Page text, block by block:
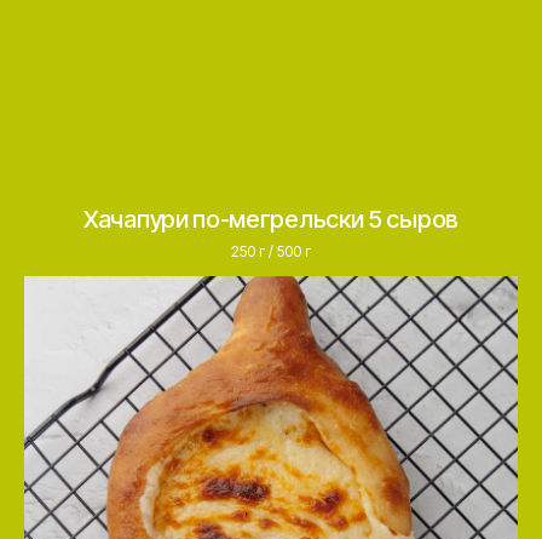
Хачапури по-мегрельски 5 сыров
250 г / 500 г